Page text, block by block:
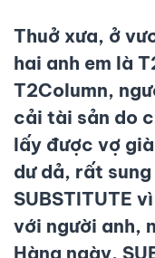
Thuở xưa, ở
hai anh em là
T2Column,
cải tài sản do
lấy được vợ
dư dả, rất
SUBSTITUTE
với người anh,
Hàng ngày,